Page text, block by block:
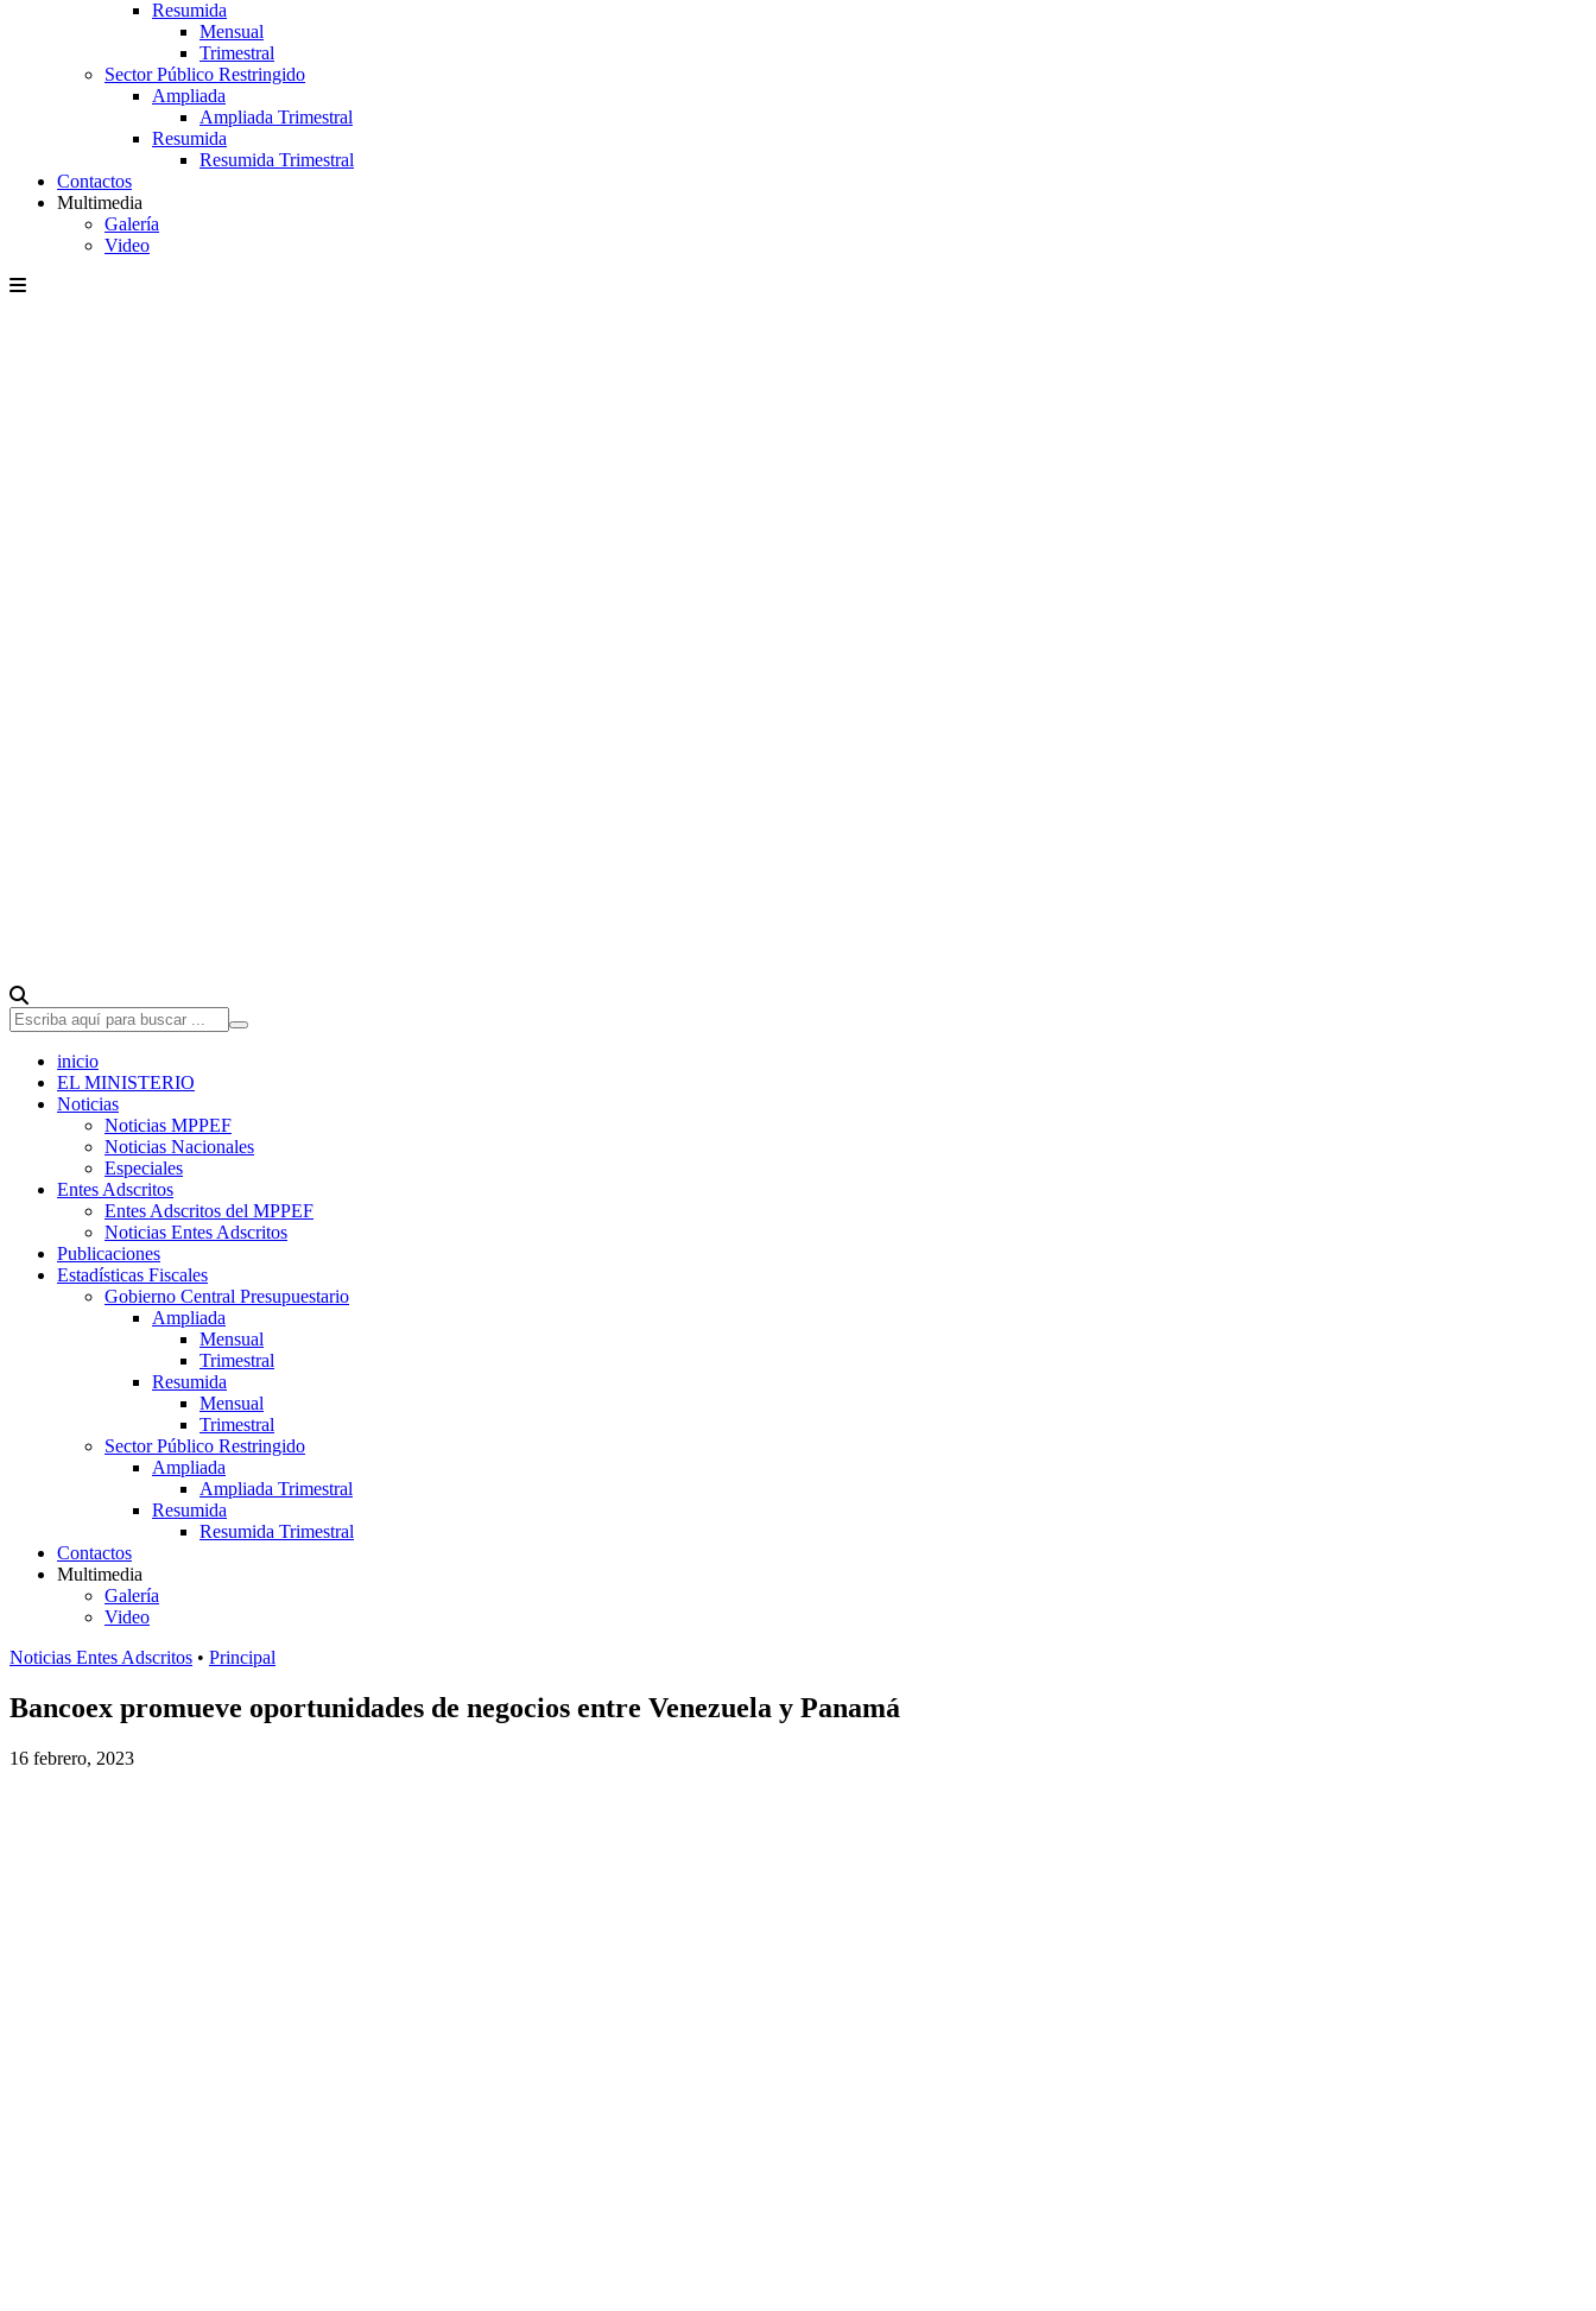
Resumida
Mensual
Trimestral
Sector Público Restringido
Ampliada
Ampliada Trimestral
Resumida
Resumida Trimestral
Contactos
Multimedia
Galería
Video
inicio
EL MINISTERIO
Noticias
Noticias MPPEF
Noticias Nacionales
Especiales
Entes Adscritos
Entes Adscritos del MPPEF
Noticias Entes Adscritos
Publicaciones
Estadísticas Fiscales
Gobierno Central Presupuestario
Ampliada
Mensual
Trimestral
Resumida
Mensual
Trimestral
Sector Público Restringido
Ampliada
Ampliada Trimestral
Resumida
Resumida Trimestral
Contactos
Multimedia
Galería
Video
Noticias Entes Adscritos • Principal
Bancoex promueve oportunidades de negocios entre Venezuela y Panamá
16 febrero, 2023